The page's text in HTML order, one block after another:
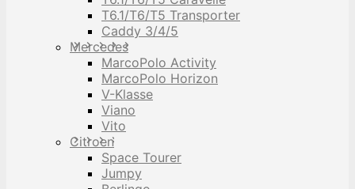
T6.1/T6/T5 Transporter
Caddy 3/4/5
Mercedes
MarcoPolo Activity
MarcoPolo Horizon
V-Klasse
Viano
Vito
Citroen
Space Tourer
Jumpy